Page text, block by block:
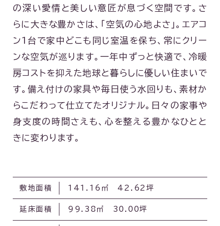
の深い愛情と美しい意匠が息づく空間です。さ
らに大きな豊かさは、「空気の心地よさ」。エアコ
ン1台で家中どこも同じ室温を保ち、常にクリー
ンな空気が巡ります。一年中ずっと快適で、冷暖
房コストを抑えた地球と暮らしに優しい住まいで
す。備え付けの家具や毎日使う水回りも、素材か
らこだわって仕立てたオリジナル。日々の家事や
身支度の時間さえも、心を整える豊かなひとと
きに変わります。
敷地面積 141.16㎡ 42.62坪
延床面積 99.38㎡ 30.00坪